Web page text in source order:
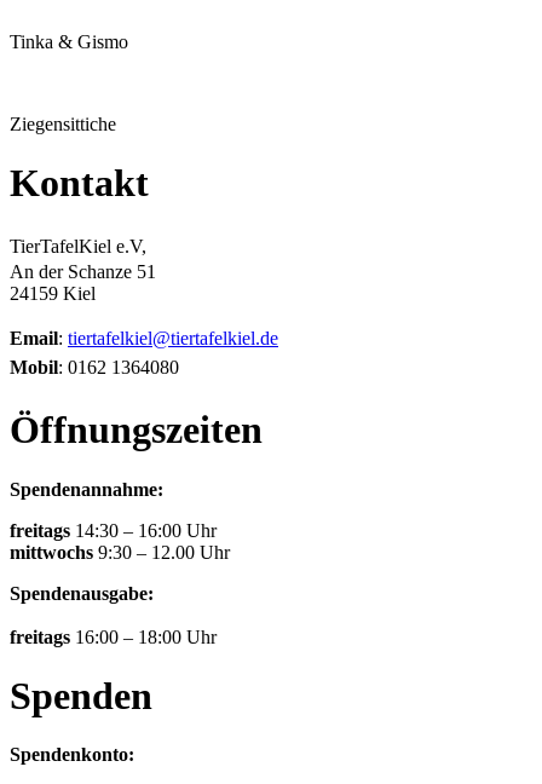
Tinka & Gismo
Ziegensittiche
Kontakt
TierTafelKiel e.V,
An der Schanze 51
24159 Kiel
Email: tiertafelkiel@tiertafelkiel.de
Mobil: 0162 1364080
Öffnungszeiten
Spendenannahme:
freitags 14:30 – 16:00 Uhr
mittwochs 9:30 – 12.00 Uhr
Spendenausgabe:
freitags 16:00 – 18:00 Uhr
Spenden
Spendenkonto: